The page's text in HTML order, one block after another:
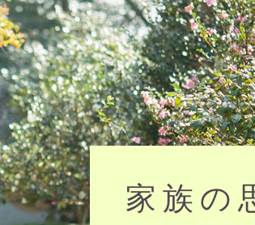
家族の